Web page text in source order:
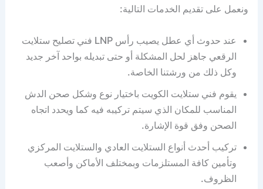
ونعمل على تقديم الخدمات التالية:
عند حدوث أي عطل يصيب رأس LNP فني تصليح ستلايت
الرقعي جاهز لحل المشكلة أو حتى تبديله بواحد آخر جديد
وكل ذلك من ورشتنا الخاصة.
يقوم فني ستلايت الكويت باختيار نوع وشكل صحن الدش
المناسب للمكان الذي سيتم تركيبه فيه كما ويحدد اتجاه
الصحن وفق قوة الإشارة.
تركيب أحدث أنواع الستلايت العادي والستلايت المركزي
وتأمين كافة المستلزمات وبمختلف الأماكن وأصعب
الظروف.